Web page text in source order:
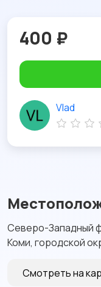
Северо-Западный
Коми, городской
Смотреть на
400 ₽
Vlad